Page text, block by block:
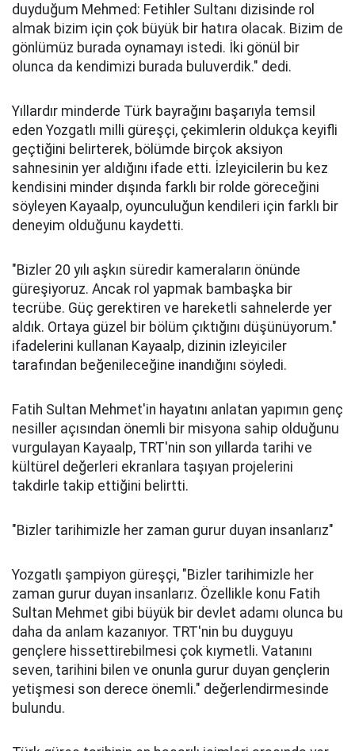
duyduğum Mehmed: Fetihler Sultanı dizisinde rol
almak bizim için çok büyük bir hatıra olacak. Bizim de
gönlümüz burada oynamayı istedi. İki gönül bir
olunca da kendimizi burada buluverdik." dedi.
Yıllardır minderde Türk bayrağını başarıyla temsil
eden Yozgatlı milli güreşçi, çekimlerin oldukça keyifli
geçtiğini belirterek, bölümde birçok aksiyon
sahnesinin yer aldığını ifade etti. İzleyicilerin bu kez
kendisini minder dışında farklı bir rolde göreceğini
söyleyen Kayaalp, oyunculuğun kendileri için farklı bir
deneyim olduğunu kaydetti.
"Bizler 20 yılı aşkın süredir kameraların önünde
güreşiyoruz. Ancak rol yapmak bambaşka bir
tecrübe. Güç gerektiren ve hareketli sahnelerde yer
aldık. Ortaya güzel bir bölüm çıktığını düşünüyorum."
ifadelerini kullanan Kayaalp, dizinin izleyiciler
tarafından beğenileceğine inandığını söyledi.
Fatih Sultan Mehmet'in hayatını anlatan yapımın genç
nesiller açısından önemli bir misyona sahip olduğunu
vurgulayan Kayaalp, TRT'nin son yıllarda tarihi ve
kültürel değerleri ekranlara taşıyan projelerini
takdirle takip ettiğini belirtti.
"Bizler tarihimizle her zaman gurur duyan insanlarız"
Yozgatlı şampiyon güreşçi, "Bizler tarihimizle her
zaman gurur duyan insanlarız. Özellikle konu Fatih
Sultan Mehmet gibi büyük bir devlet adamı olunca bu
daha da anlam kazanıyor. TRT'nin bu duyguyu
gençlere hissettirebilmesi çok kıymetli. Vatanını
seven, tarihini bilen ve onunla gurur duyan gençlerin
yetişmesi son derece önemli." değerlendirmesinde
bulundu.